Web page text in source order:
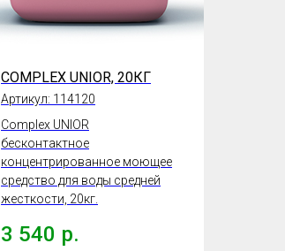
COMPLEX UNIOR, 20КГ
Артикул: 114120
Complex UNIOR
бесконтактное
концентрированное моющее
средство для воды средней
жесткости, 20кг.
3 540 р.